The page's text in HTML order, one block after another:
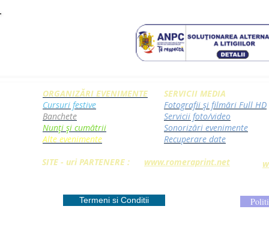
ORGANIZĂRI EVENIMENTE
Cursuri festive
Banchete
Nunți și cumătrii
Alte evenimente
SERVICII MEDIA
Fotografii și filmări Full HD
Servicii foto/video
Sonorizări evenimente
Recuperare date
Termeni si Conditii
SITE - uri PARTENERE : www.romeraprint.net